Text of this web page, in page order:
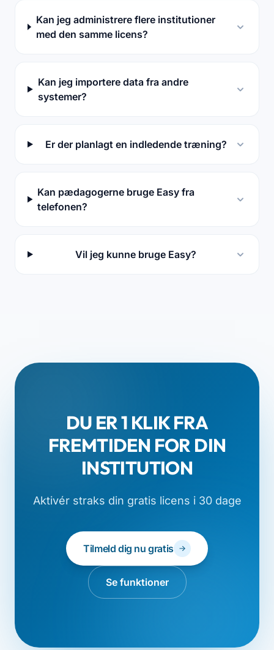
Kan jeg administrere flere institutioner
med den samme licens?
Kan jeg importere data fra andre
systemer?
Er der planlagt en indledende træning?
Kan pædagogerne bruge Easy fra
telefonen?
Vil jeg kunne bruge Easy?
DU ER 1 KLIK FRA
FREMTIDEN FOR DIN
INSTITUTION
Aktivér straks din gratis licens i 30 dage
Tilmeld dig nu gratis
Se funktioner